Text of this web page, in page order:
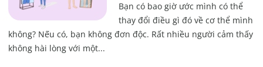
Bạn có bao giờ ước mình có thể
thay đổi điều gì đó về cơ thể mình
không? Nếu có, bạn không đơn độc. Rất nhiều người cảm thấy
không hài lòng với một...